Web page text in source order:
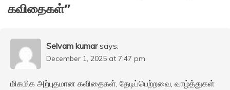
கவிதைகள்”
Selvam kumar says:
December 1, 2025 at 7:47 pm
மிகமிக அற்புதமான கவிதைகள், தேடிப்பெற்றவை, வாழ்த்துகள்